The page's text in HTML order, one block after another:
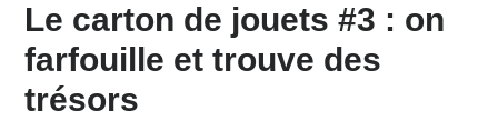
Le carton de jouets #3 : on
farfouille et trouve des
trésors